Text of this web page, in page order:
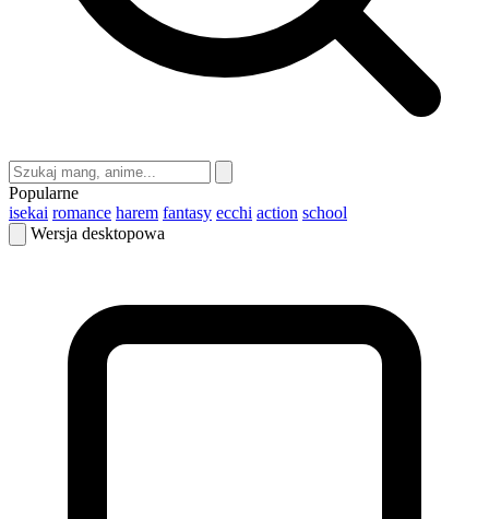
Popularne
isekai romance harem fantasy ecchi action school
Wersja desktopowa